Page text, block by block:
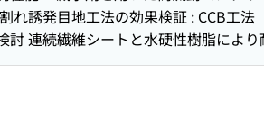
誘発目地工法の効果検証 : CCB工法
連続繊維シートと水硬性樹脂により
間を強化した埋込み形式の複合構造
層ゴム支承を用いた静的載荷実験 実
振動に関する分析 流動化処理土のヤ